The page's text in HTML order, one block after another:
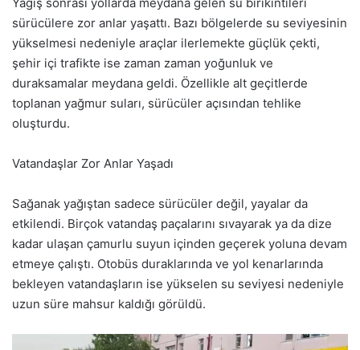
sürücülere zor anlar yaşattı. Bazı bölgelerde su seviyesinin
yükselmesi nedeniyle araçlar ilerlemekte güçlük çekti,
şehir içi trafikte ise zaman zaman yoğunluk ve
duraksamalar meydana geldi. Özellikle alt geçitlerde
toplanan yağmur suları, sürücüler açısından tehlike
oluşturdu.
Vatandaşlar Zor Anlar Yaşadı
Sağanak yağıştan sadece sürücüler değil, yayalar da
etkilendi. Birçok vatandaş paçalarını sıvayarak ya da dize
kadar ulaşan çamurlu suyun içinden geçerek yoluna devam
etmeye çalıştı. Otobüs duraklarında ve yol kenarlarında
bekleyen vatandaşların ise yükselen su seviyesi nedeniyle
uzun süre mahsur kaldığı görüldü.